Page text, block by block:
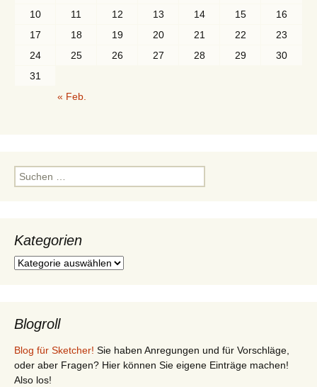
10
11 12 13 14 15
16
17
18 19 20 21 22
23
24
25 26 27 28 29
30
31
« Feb.
Suchen
nach:
Kategorien
Kategorien
Blogroll
Blog für Sketcher! Sie haben Anregungen und für Vorschläge,
oder aber Fragen? Hier können Sie eigene Einträge machen!
Also los!